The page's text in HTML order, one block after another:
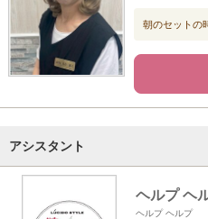
朝のセットの
アシスタント
ヘルプ ヘ
ヘルプ ヘルプ